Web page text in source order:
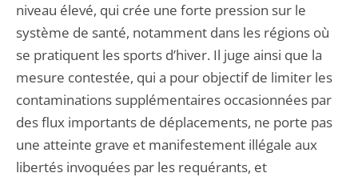
niveau élevé, qui crée une forte pression sur le
système de santé, notamment dans les régions où
se pratiquent les sports d’hiver. Il juge ainsi que la
mesure contestée, qui a pour objectif de limiter les
contaminations supplémentaires occasionnées par
des flux importants de déplacements, ne porte pas
une atteinte grave et manifestement illégale aux
libertés invoquées par les requérants, et